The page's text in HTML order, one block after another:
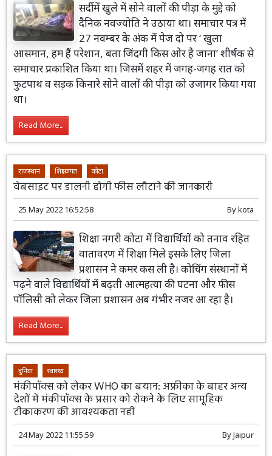
सर्दी में खुले में सोने वालों की पीड़ा के मुद्दे को
दैनिक नवज्योति ने उठाया था। समाचार पत्र में
27 नवम्बर के अंक में पेज दो पर ‘ खुला
आसमान, हम हैं परेशान, बता जिंदगी किस ओर है जाना’ शीर्षक से
समाचार प्रकाशित किया था। जिसमें शहर में जगह-जगह रात को
फुटपाथ व सड़क किनारे सोने वालों की पीड़ा को उजागर किया गया
था।
Read More...
राजस्थान शिक्षा जगत कोटा
वेबसाइट पर डालनी होगी फीस लौटाने की जानकारी
25 May 2022 16:52:58 Bykota
शिक्षा नगरी कोटा में विद्यार्थियों को तनाव रहित
वातावरण में शिक्षा मिले इसके लिए जिला
प्रशासन ने कमर कस ली है। कोचिंग संस्थानों में
पढ़ने वाले विद्यार्थियों में बढ़ती आत्महत्या की घटना और फीस
पॉलिसी को लेकर जिला प्रशासन अब गंभीर नजर आ रहा है।
Read More...
दुनिया स्वास्थ्य
मंकीपॉक्स को लेकर WHO का बयान: अफ्रीका के बाहर अन्य
देशों में मंकीपॉक्स के प्रसार को रोकने के लिए सामूहिक
टीकाकरण की आवश्यकता नहीं
24 May 2022 11:55:59 ByJaipur